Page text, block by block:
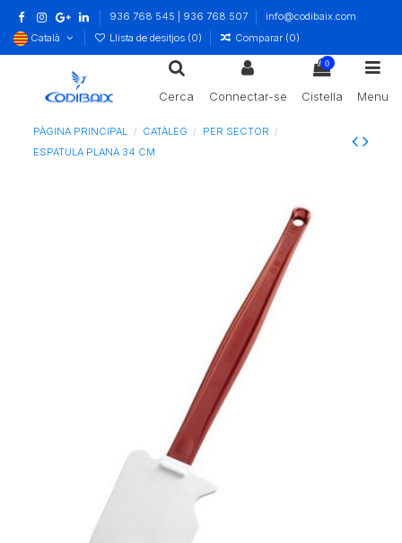
936 768 545 | 936 768 507
info@codibaix.com
Català
Llista de desitjos (0) Comparar (0)
Cerca Connectar-se
0
Cistella Menu
PÀGINA PRINCIPAL CATÀLEG
PER SECTOR
ESPATULA PLANA 34 CM